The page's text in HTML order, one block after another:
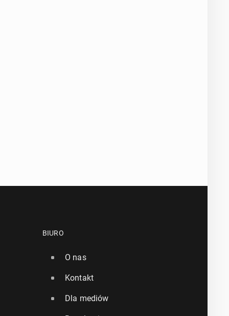
BIURO
O nas
Kontakt
Dla mediów